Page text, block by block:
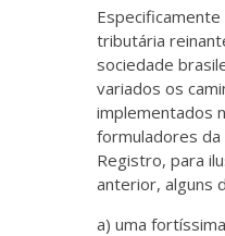
tributária
sociedade
variados os
implementados
formuladores
Registro, para
anterior, alguns
a) uma